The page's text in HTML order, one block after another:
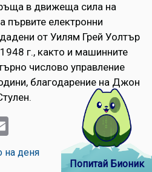
в движеща сила на
първите електронни
от Уилям Грей Уолтър
г., както и машинните
числово управление
благодарение на Джон
на деня
Попитай Бионик